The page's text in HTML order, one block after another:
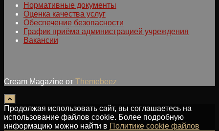
Нормативные документы
Оценка качества услуг
Обеспечение безопасности
График приёма администрацией учреждения
Вакансии
Cream Magazine от Themebeez
Продолжая использовать сайт, вы соглашаетесь на
использование файлов cookie. Более подробную
информацию можно найти в Политике cookie файлов